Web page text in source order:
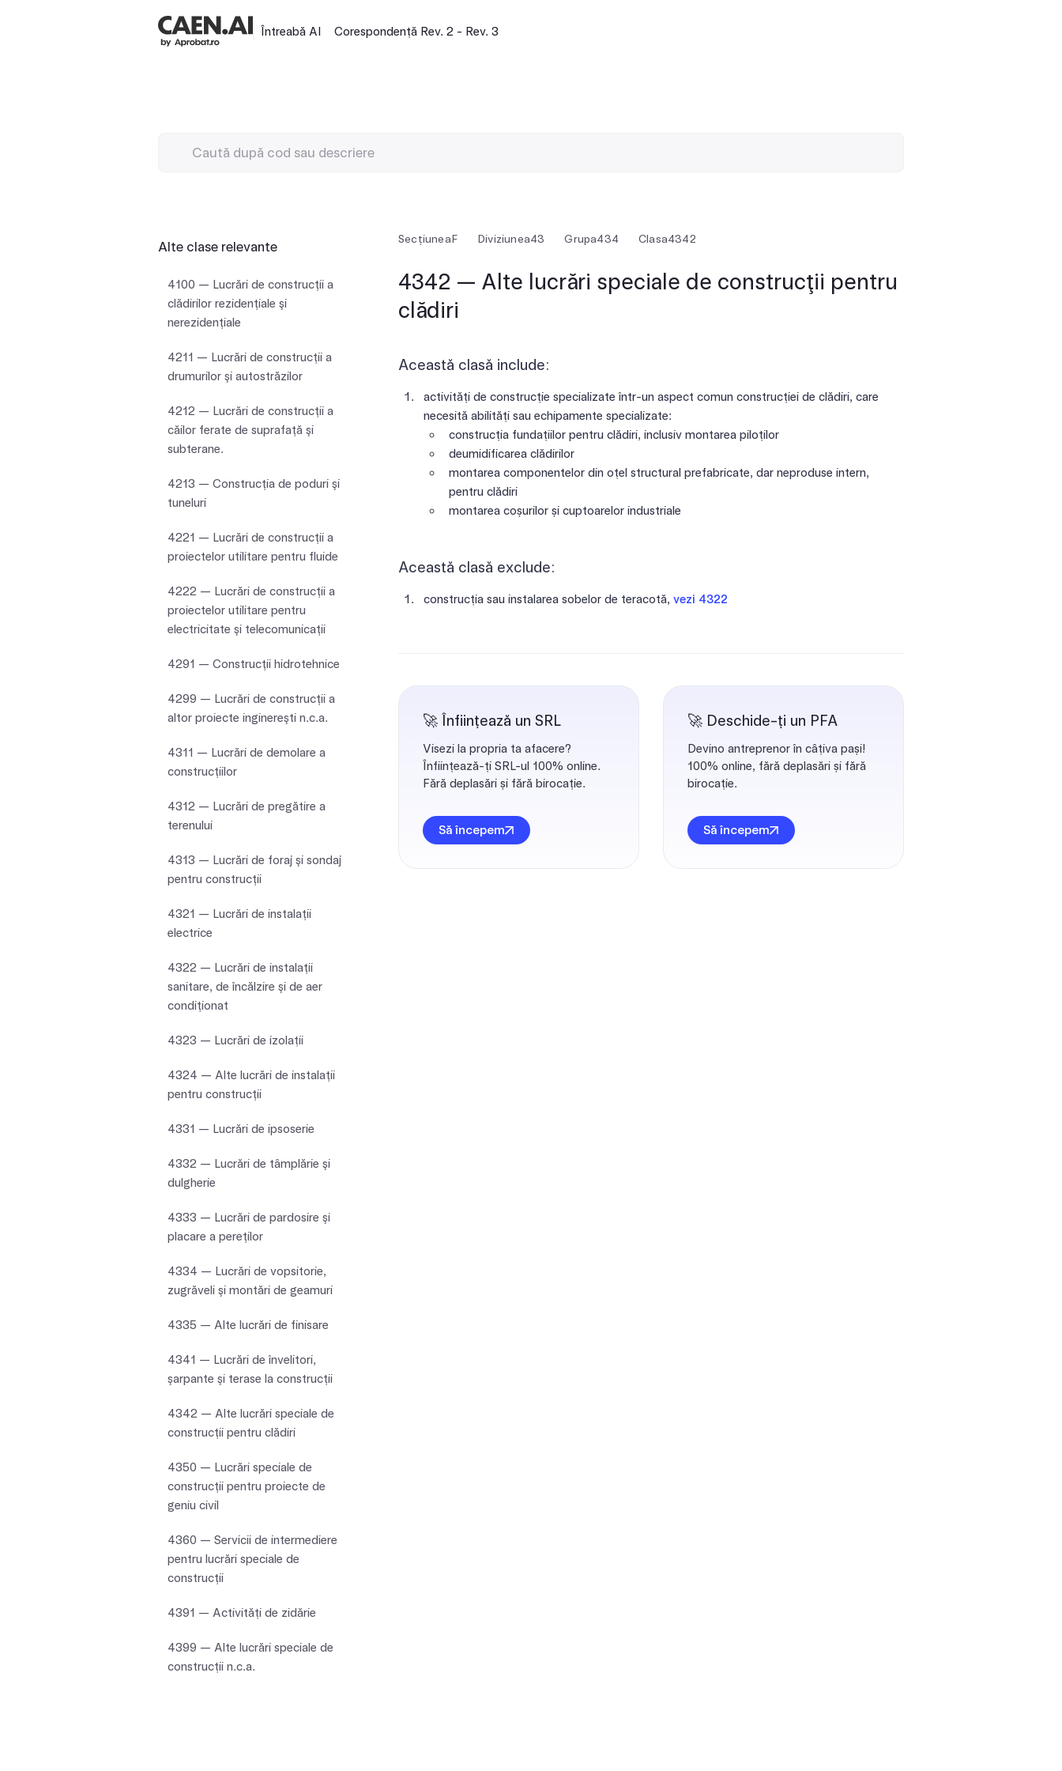
Întreabă AI Corespondență Rev. 2 - Rev. 3
Alte clase relevante
4100 — Lucrări de construcţii a
clădirilor rezidenţiale şi
nerezidenţiale
4211 — Lucrări de construcţii a
drumurilor şi autostrăzilor
4212 — Lucrări de construcţii a
căilor ferate de suprafaţă şi
subterane.
4213 — Construcţia de poduri şi
tuneluri
4221 — Lucrări de construcţii a
proiectelor utilitare pentru fluide
4222 — Lucrări de construcţii a
proiectelor utilitare pentru
electricitate şi telecomunicaţii
4291 — Construcţii hidrotehnice
4299 — Lucrări de construcţii a
altor proiecte inginereşti n.c.a.
4311 — Lucrări de demolare a
construcţiilor
4312 — Lucrări de pregătire a
terenului
4313 — Lucrări de foraj şi sondaj
pentru construcţii
4321 — Lucrări de instalaţii
electrice
4322 — Lucrări de instalaţii
sanitare, de încălzire şi de aer
condiţionat
4323 — Lucrări de izolații
4324 — Alte lucrări de instalaţii
pentru construcţii
4331 — Lucrări de ipsoserie
4332 — Lucrări de tâmplărie şi
dulgherie
4333 — Lucrări de pardosire şi
placare a pereţilor
4334 — Lucrări de vopsitorie,
zugrăveli şi montări de geamuri
4335 — Alte lucrări de finisare
4341 — Lucrări de învelitori,
şarpante şi terase la construcţii
4342 — Alte lucrări speciale de
construcţii pentru clădiri
4350 — Lucrări speciale de
construcţii pentru proiecte de
geniu civil
4360 — Servicii de intermediere
pentru lucrări speciale de
construcţii
4391 — Activități de zidărie
4399 — Alte lucrări speciale de
construcții n.c.a.
SecțiuneaF Diviziunea43 Grupa434 Clasa4342
4342 — Alte lucrări speciale de construcţii pentru
clădiri
Această clasă include:
activități de construcție specializate într-un aspect comun construcției de clădiri, care
necesită abilități sau echipamente specializate:
construcția fundațiilor pentru clădiri, inclusiv montarea piloților
deumidificarea clădirilor
montarea componentelor din oțel structural prefabricate, dar neproduse intern,
pentru clădiri
montarea coșurilor și cuptoarelor industriale
Această clasă exclude:
construcția sau instalarea sobelor de teracotă, vezi 4322
🚀 Înființează un SRL
Visezi la propria ta afacere?
Înființează-ți SRL-ul 100% online.
Fără deplasări și fără birocație.
Să începem
🚀 Deschide-ți un PFA
Devino antreprenor în câțiva pași!
100% online, fără deplasări și fără
birocație.
Să începem